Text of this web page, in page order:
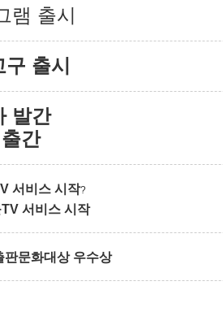
램 출시
출시
발간
간
서비스 시작?
서비스 시작
판문화대상 우수상